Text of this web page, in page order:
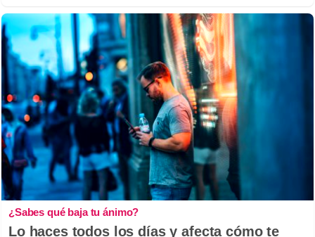
¿Sabes qué baja tu ánimo?
Lo haces todos los días y afecta cómo te